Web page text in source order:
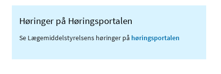
Høringer på Høringsportalen
Se Lægemiddelstyrelsens høringer på høringsportalen